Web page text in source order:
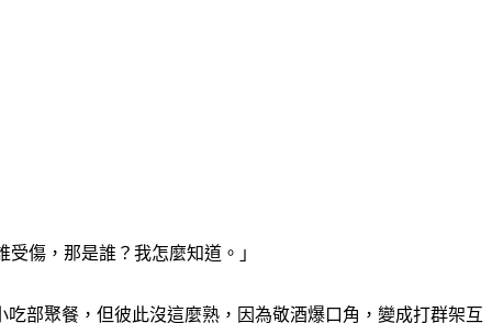
傷，那是誰？我怎麼知道。」
部聚餐，但彼此沒這麼熟，因為敬酒爆口角，變成打群架互